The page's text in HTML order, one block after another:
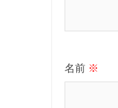
名前 ※